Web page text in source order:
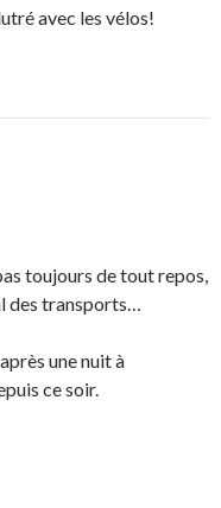
avec les vélos!
toujours de tout repos,
des transports…
une nuit à
ce soir.